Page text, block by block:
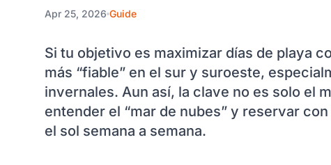
Apr 25, 2026 Guide
Si tu objetivo es maximizar días de playa
más “fiable” en el sur y suroeste,
invernales. Aun así, la clave no es solo el
entender el “mar de nubes” y reservar
el sol semana a semana.